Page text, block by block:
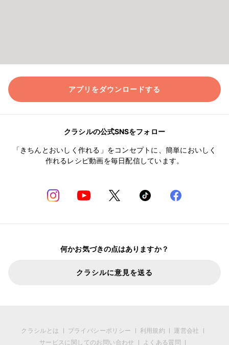
アプリをダウンロードする
クラシルの公式SNSをフォロー
「きちんとおいしく作れる」をコンセプトに、簡単においしく
作れるレシピ動画を毎日配信しています。
何かお気づきの点はありますか？
クラシルに意見を送る
クラシルとは プライバシーポリシー 利用規約
運営会社
サービスに関してのお問い合わせ
よくある質問